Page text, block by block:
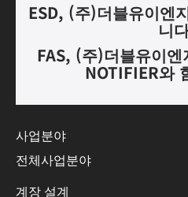
ESD, (주)더블유이엔
니
FAS, (주)더블유이
NOTIFIER와
사업분야
전체사업분야
계장 설계